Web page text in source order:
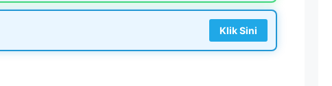
Klik Sini